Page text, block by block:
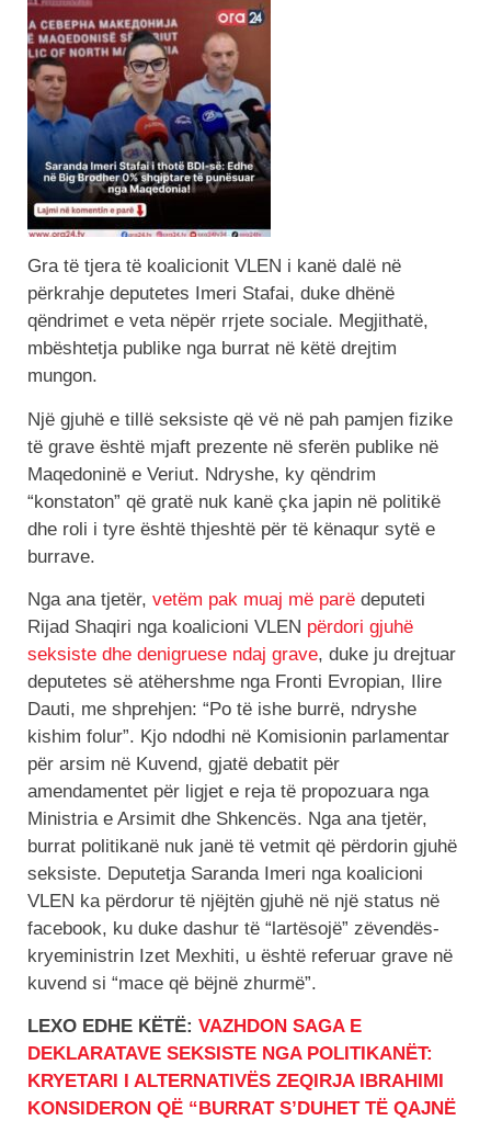
Gra të tjera të koalicionit VLEN i kanë dalë në
përkrahje deputetes Imeri Stafai, duke dhënë
qëndrimet e veta nëpër rrjete sociale. Megjithatë,
mbështetja publike nga burrat në këtë drejtim
mungon.
Një gjuhë e tillë seksiste që vë në pah pamjen fizike
të grave është mjaft prezente në sferën publike në
Maqedoninë e Veriut. Ndryshe, ky qëndrim
“konstaton” që gratë nuk kanë çka japin në politikë
dhe roli i tyre është thjeshtë për të kënaqur sytë e
burrave.
Nga ana tjetër, vetëm pak muaj më parë deputeti
Rijad Shaqiri nga koalicioni VLEN përdori gjuhë
seksiste dhe denigruese ndaj grave, duke ju drejtuar
deputetes së atëhershme nga Fronti Evropian, Ilire
Dauti, me shprehjen: “Po të ishe burrë, ndryshe
kishim folur”. Kjo ndodhi në Komisionin parlamentar
për arsim në Kuvend, gjatë debatit për
amendamentet për ligjet e reja të propozuara nga
Ministria e Arsimit dhe Shkencës. Nga ana tjetër,
burrat politikanë nuk janë të vetmit që përdorin gjuhë
seksiste. Deputetja Saranda Imeri nga koalicioni
VLEN ka përdorur të njëjtën gjuhë në një status në
facebook, ku duke dashur të “lartësojë” zëvendës-
kryeministrin Izet Mexhiti, u është referuar grave në
kuvend si “mace që bëjnë zhurmë”.
LEXO EDHE KËTË: VAZHDON SAGA E
DEKLARATAVE SEKSISTE NGA POLITIKANËT:
KRYETARI I ALTERNATIVËS ZEQIRJA IBRAHIMI
KONSIDERON QË “BURRAT S’DUHET TË QAJNË